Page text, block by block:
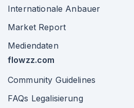
Internationale Anbauer
Market Report
Mediendaten
flowzz.com
Community Guidelines
FAQs Legalisierung